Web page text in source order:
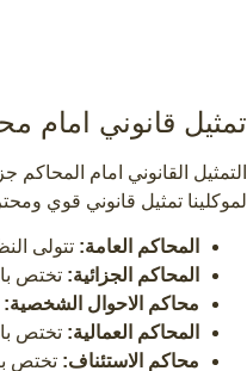
تمثيل قانوني امام
التمثيل القانوني امام
لموكلينا تمثيل قانوني قوي
المحاكم العامة: تتولى
المحاكم الجزائية: تختص
محاكم الاحوال الشخصية:
المحاكم العمالية: تختص
محاكم الاستئناف: تختص